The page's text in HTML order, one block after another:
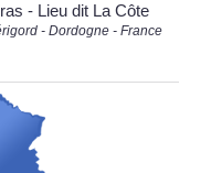
- Lieu dit La Côte
- Dordogne - France